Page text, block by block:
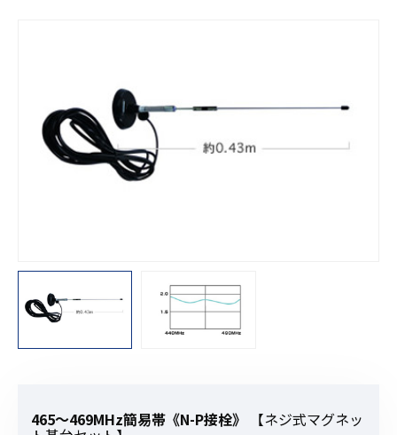
465〜469MHz簡易帯《N-P接栓》 【ネジ式マグネッ